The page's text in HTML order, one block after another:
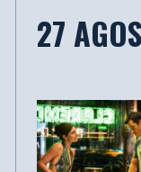
27